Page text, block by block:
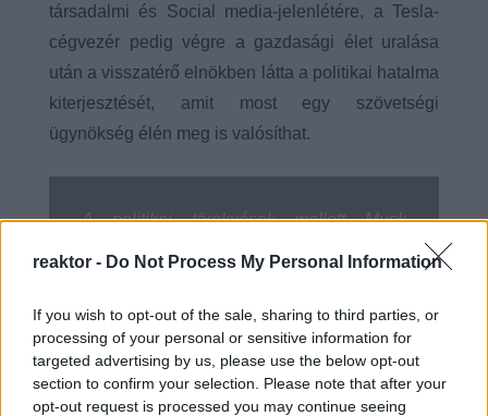
reaktor - Do Not Process My Personal Information
If you wish to opt-out of the sale, sharing to third parties, or
processing of your personal or sensitive information for
targeted advertising by us, please use the below opt-out
section to confirm your selection. Please note that after your
opt-out request is processed you may continue seeing
társadalmi és Social media-jelenlétére, a Tesla-
cégvezér pedig végre a gazdasági élet uralása
után a visszatérő elnökben látta a politikai hatalma
kiterjesztését, amit most egy szövetségi
ügynökség élén meg is valósíthat.
A politikai törekvések mellett Musk
meme-nek indult Dogecoin értéke Musk
érdekeltségében kilőtt miután Donald
Trump kriptopárti nézeteket kezdett
hangoztatni, mára pedig elértük, hogy 1